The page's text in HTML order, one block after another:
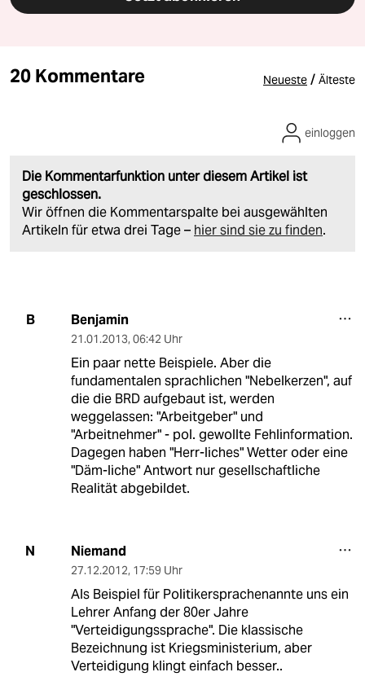
20 Kommentare Neueste / Älteste
Die Kommentarfunktion unter diesem Artikel ist
geschlossen.
Wir öffnen die Kommentarspalte bei ausgewählten
Artikeln für etwa drei Tage – hier sind sie zu finden.
einloggen
B Benjamin
21.01.2013, 06:42 Uhr
Ein paar nette Beispiele. Aber die
fundamentalen sprachlichen "Nebelkerzen", auf
die die BRD aufgebaut ist, werden
weggelassen: "Arbeitgeber" und
"Arbeitnehmer" - pol. gewollte Fehlinformation.
Dagegen haben "Herr-liches" Wetter oder eine
"Däm-liche" Antwort nur gesellschaftliche
Realität abgebildet.
N Niemand
27.12.2012, 17:59 Uhr
Als Beispiel für Politikersprachenannte uns ein
Lehrer Anfang der 80er Jahre
"Verteidigungssprache". Die klassische
Bezeichnung ist Kriegsministerium, aber
Verteidigung klingt einfach besser..